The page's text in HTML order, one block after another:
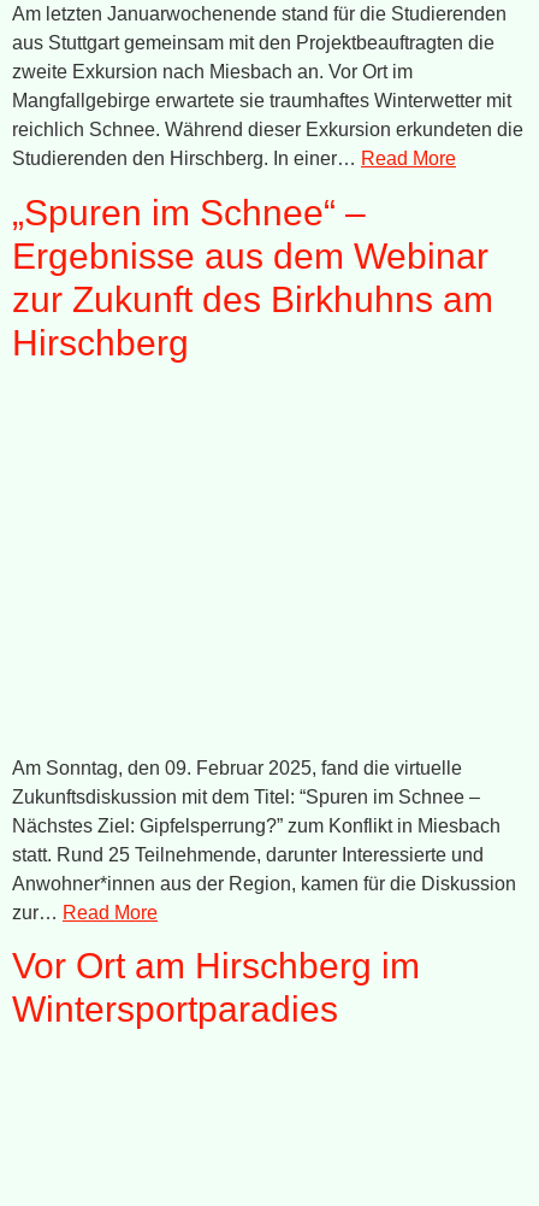
Am letzten Januarwochenende stand für die Studierenden
aus Stuttgart gemeinsam mit den Projektbeauftragten die
zweite Exkursion nach Miesbach an. Vor Ort im
Mangfallgebirge erwartete sie traumhaftes Winterwetter mit
reichlich Schnee. Während dieser Exkursion erkundeten die
Studierenden den Hirschberg. In einer… Read More
„Spuren im Schnee“ –
Ergebnisse aus dem Webinar
zur Zukunft des Birkhuhns am
Hirschberg
Am Sonntag, den 09. Februar 2025, fand die virtuelle
Zukunftsdiskussion mit dem Titel: “Spuren im Schnee –
Nächstes Ziel: Gipfelsperrung?” zum Konflikt in Miesbach
statt. Rund 25 Teilnehmende, darunter Interessierte und
Anwohner*innen aus der Region, kamen für die Diskussion
zur… Read More
Vor Ort am Hirschberg im
Wintersportparadies